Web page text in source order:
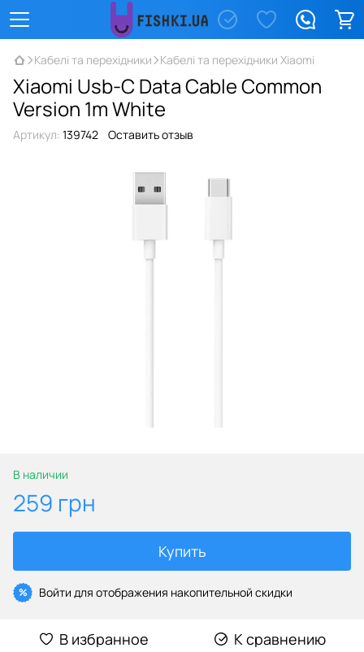
Кабелі та перехідники Кабелі та перехідники Xiaomi
Xiaomi Usb-C Data Cable Common
Version 1m White
Артикул: 139742 Оставить отзыв
В наличии
259 грн
Купить
% Войти для отображения накопительной скидки
В избранное К сравнению